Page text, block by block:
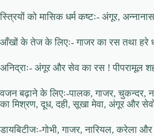
स्त्रियों को मासिक धर्म कष्टः- अंगूर,
आँखों के तेज के लिएः- गाजर का रस तथा हरे
अनिद्राः- अंगूर और सेव का रस ! पीपरामूल
वजन बढ़ाने के लिएः-पालक, गाजर, चुकन्दर,
का मिश्रण, दूध, दही, सूखा मेवा, अंगूर और
डायबिटीजः-गोभी, गाजर, नारियल, करेला